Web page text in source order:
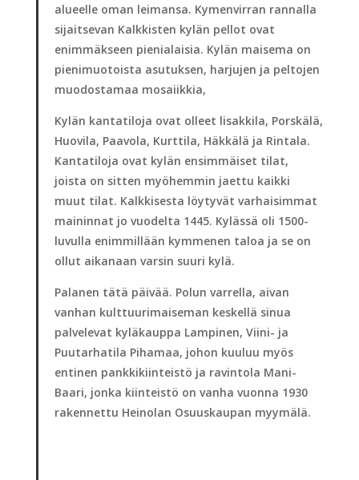
alueelle oman leimansa. Kymenvirran rannalla
sijaitsevan Kalkkisten kylän pellot ovat
enimmäkseen pienialaisia. Kylän maisema on
pienimuotoista asutuksen, harjujen ja peltojen
muodostamaa mosaiikkia,
Kylän kantatiloja ovat olleet lisakkila, Porskälä,
Huovila, Paavola, Kurttila, Häkkälä ja Rintala.
Kantatiloja ovat kylän ensimmäiset tilat,
joista on sitten myöhemmin jaettu kaikki
muut tilat. Kalkkisesta löytyvät varhaisimmat
maininnat jo vuodelta 1445. Kylässä oli 1500-
luvulla enimmillään kymmenen taloa ja se on
ollut aikanaan varsin suuri kylä.
Palanen tätä päivää. Polun varrella, aivan
vanhan kulttuurimaiseman keskellä sinua
palvelevat kyläkauppa Lampinen, Viini- ja
Puutarhatila Pihamaa, johon kuuluu myös
entinen pankkikiinteistö ja ravintola Mani-
Baari, jonka kiinteistö on vanha vuonna 1930
rakennettu Heinolan Osuuskaupan myymälä.